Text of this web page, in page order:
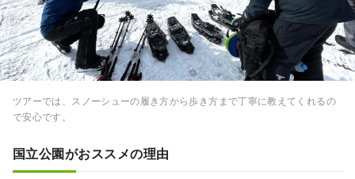
ツアーでは、スノーシューの履き方から歩き方まで丁寧に教えてくれるの
で安心です。
国立公園がおススメの理由